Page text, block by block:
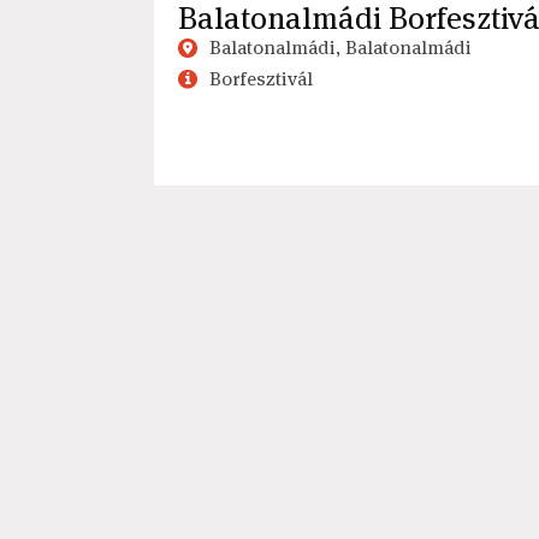
Balatonalmádi
Balatonalmádi, Balatonalmádi
Borfesztivál